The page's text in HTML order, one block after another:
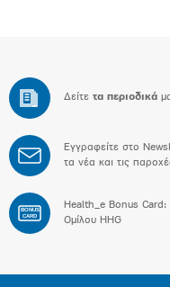
Δείτε τα περιοδικά
Εγγραφείτε στο
τα νέα και τις
BONUS
CARD
Health_e Bonus
Ομίλου HHG